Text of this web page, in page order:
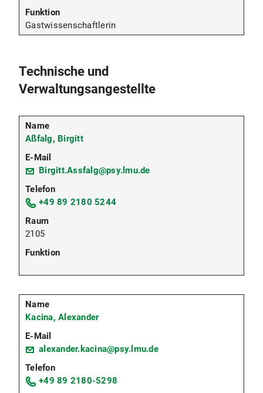
Gastwissenschaftlerin
Technische und
Verwaltungsangestellte
Aßfalg, Birgitt
Birgitt.Assfalg@psy.lmu.de
+49 89 2180 5244
2105
Kacina, Alexander
alexander.kacina@psy.lmu.de
+49 89 2180-5298